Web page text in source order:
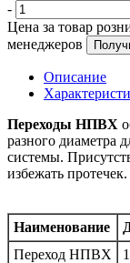
-
Цена за товар
менеджеров
Описание
Переходы НПВХ
разного диаметра
системы.
избежать протечек.
Наименование
Переход НПВХ